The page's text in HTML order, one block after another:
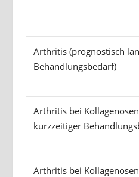
Arthritis (prognostisch
Behandlungsbedarf)
Arthritis bei
kurzzeitiger
Arthritis bei